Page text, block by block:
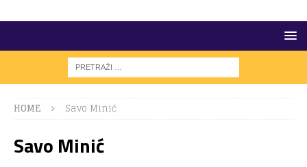
HOME Savo Minić
Savo Minić